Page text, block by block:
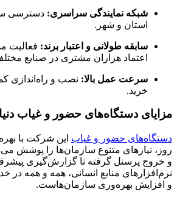
شبکه نمایندگی سراسری: دسترسی
استان و شهر.
سابقه طولانی و اعتبار برند:
اعتماد هزاران مشتری در صنایع
سرعت عمل بالا:
خرید.
مزایای دستگاه‌های حضور و غیاب
دستگاه‌های حضور و غیاب این شرکت با
روز، نیازهای متنوع سازمان‌ها را پوشش
و خروج پرسنل گرفته تا گزارش‌گیری
نرم‌افزارهای منابع انسانی، همه و همه در
و افزایش بهره‌وری سازمان‌هاست.